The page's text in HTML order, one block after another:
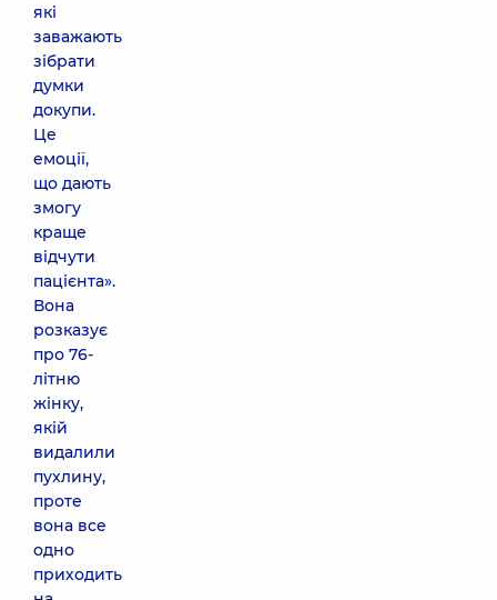
які
заважають
зібрати
думки
докупи.
Це
емоції,
що дають
змогу
краще
відчути
пацієнта».
Вона
розказує
про 76-
літню
жінку,
якій
видалили
пухлину,
проте
вона все
одно
приходить